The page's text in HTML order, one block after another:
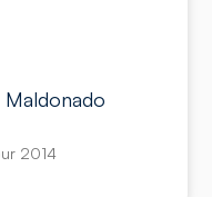
2014